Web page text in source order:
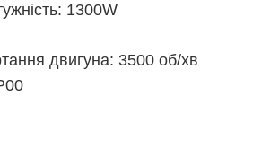
1300W
двигуна: 3500 об/хв